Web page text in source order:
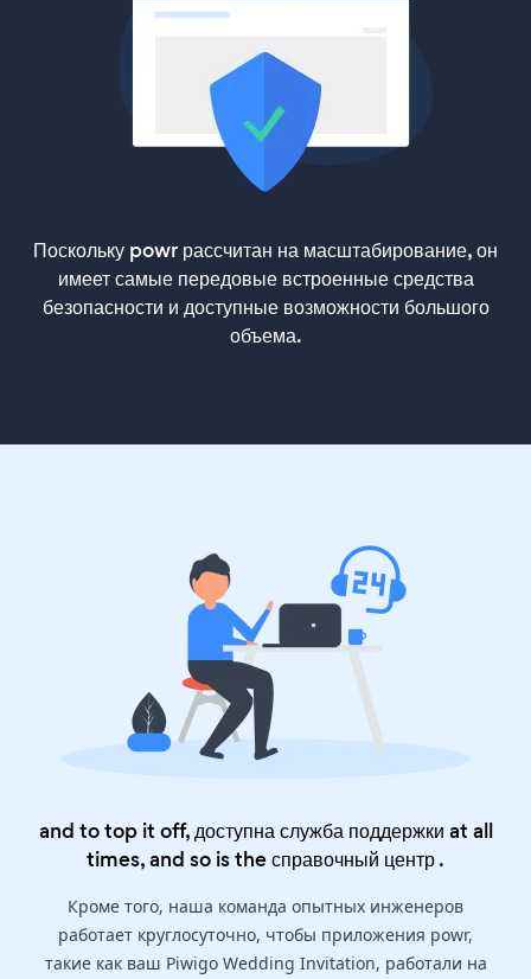
Поскольку powr рассчитан на масштабирование, он
имеет самые передовые встроенные средства
безопасности и доступные возможности большого
объема.
and to top it off, доступна служба поддержки at all
times, and so is theсправочный центр.
Кроме того, наша команда опытных инженеров
работает круглосуточно, чтобы приложения powr,
такие как ваш Piwigo Wedding Invitation, работали на